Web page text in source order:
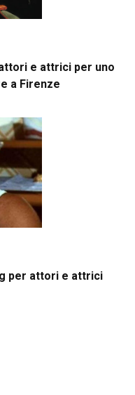
e attrici per uno
a Firenze
per attori e attrici